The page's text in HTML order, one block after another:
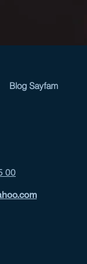
Blog Sayfam
00